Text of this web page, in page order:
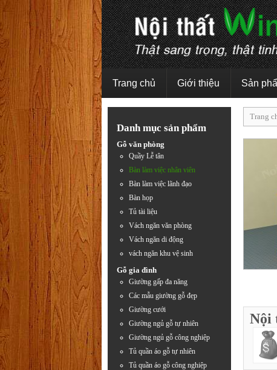
Trang chủ Giới thiệu Sản
Danh mục sản phẩm
Gỗ văn phòng
Quầy Lễ tân
Bàn làm việc nhân viên
Bàn làm việc lãnh đạo
Bàn họp
Tủ tài liệu
Vách ngăn văn phòng
Vách ngăn di động
vách ngăn khu vệ sinh
Gỗ gia đình
Giường gấp đa năng
Các mẫu giường gỗ đẹp
Giường cưới
Giường ngủ gỗ tự nhiên
Giường ngủ gỗ công nghiệp
Tủ quần áo gỗ tự nhiên
Tủ quần áo gỗ công nghiệp
Trang
Nội